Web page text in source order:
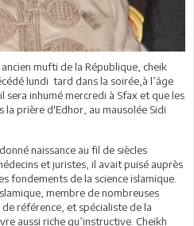
mufti de la République, cheik
lundi tard dans la soirée,à l’âge
sera inhumé mercredi à Sfax et que les
la prière d'Edhor, au mausolée Sidi
naissance au fil de siècles
et juristes, il avait puisé auprès
fondements de la science islamique.
membre de nombreuses
référence, et spécialiste de la
aussi riche qu’instructive. Cheikh